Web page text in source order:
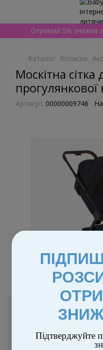
Отримай 5% знижки
Каталог Коляски
Москітна сітка
прогулянкової
Артикул: 00000009746
829 грн
Підтверджуйте